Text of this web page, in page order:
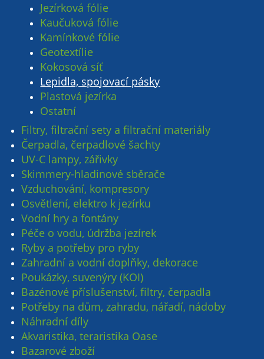
Jezírková fólie
Kaučuková fólie
Kamínkové fólie
Geotextílie
Kokosová síť
Lepidla, spojovací pásky
Plastová jezírka
Ostatní
Filtry, filtrační sety a filtrační materiály
Čerpadla, čerpadlové šachty
UV-C lampy, zářivky
Skimmery-hladinové sběrače
Vzduchování, kompresory
Osvětlení, elektro k jezírku
Vodní hry a fontány
Péče o vodu, údržba jezírek
Ryby a potřeby pro ryby
Zahradní a vodní doplňky, dekorace
Poukázky, suvenýry (KOI)
Bazénové příslušenství, filtry, čerpadla
Potřeby na dům, zahradu, nářadí, nádoby
Náhradní díly
Akvaristika, teraristika Oase
Bazarové zboží